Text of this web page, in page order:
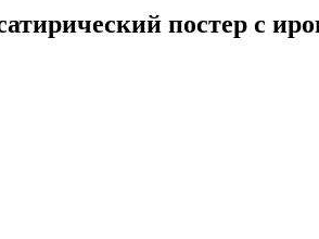
постер с